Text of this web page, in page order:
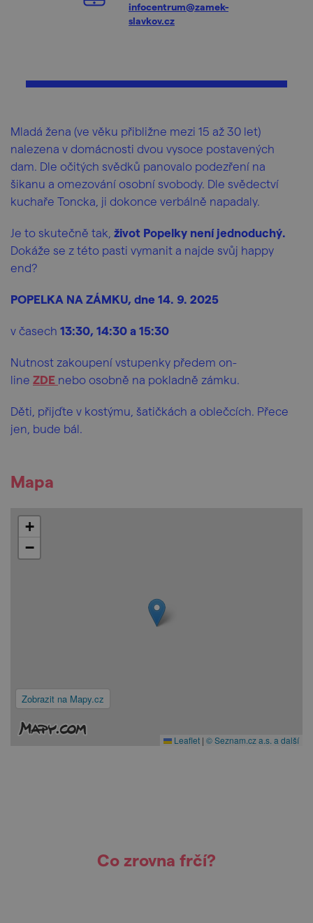
infocentrum@zamek-
slavkov.cz
Mladá žena (ve věku přibližne mezi 15 až 30 let)
nalezena v domácnosti dvou vysoce postavených
dam. Dle očitých svědků panovalo podezření na
šikanu a omezování osobní svobody. Dle svědectví
kuchaře Toncka, ji dokonce verbálně napadaly.
Je to skutečně tak, život Popelky není jednoduchý.
Dokáže se z této pasti vymanit a najde svůj happy
end?
POPELKA NA ZÁMKU, dne 14. 9. 2025
v časech 13:30, 14:30 a 15:30
Nutnost zakoupení vstupenky předem on-
line ZDE nebo osobně na pokladně zámku.
Děti, přijďte v kostýmu, šatičkách a oblečcích. Přece
jen, bude bál.
Mapa
Zobrazit na Mapy.cz
+
−
Leaflet | © Seznam.cz a.s. a další
Co zrovna frčí?